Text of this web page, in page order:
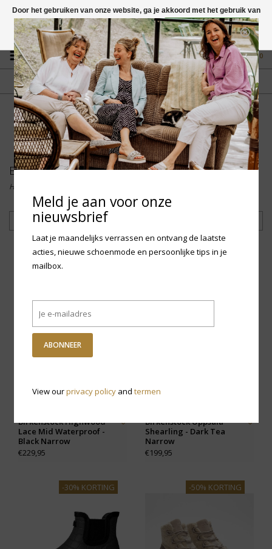
Vragen? App naar +31 58 250 1503
0
GRATIS VERZENDING NL
Vanaf € 75,-
FYSIEKE WINKEL
in Mantgum (frl)
fdad
Boots
Home
Filteren
Birkenstock Highwood
Lace Mid Waterproof -
Black Narrow
€229,95
Birkenstock Uppsala
Shearling - Dark Tea
Narrow
€199,95
-30% KORTING -50% KORTING
Door het gebruiken van onze website, ga je akkoord met het gebruik van
cookies om onze website te verbeteren.
Dit bericht verbergen
Meer over cookies »
Meld je aan voor onze
nieuwsbrief
Laat je maandelijks verrassen en ontvang de laatste
acties, nieuwe schoenmode en persoonlijke tips in je
mailbox.
ABONNEER
View ourprivacy policyand termen